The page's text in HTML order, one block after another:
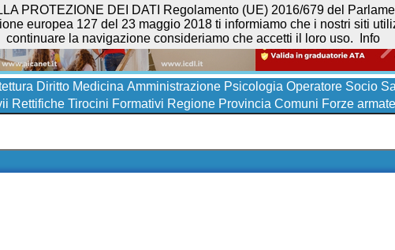
Diritto Medicina Amministrazione Psicologia Operatore Socio
Rettifiche Tirocini Formativi Regione Provincia Comuni Forze armate
PROTEZIONE DEI DATI Regolamento (UE) 2016/679 del
europea 127 del 23 maggio 2018 ti informiamo che i nostri siti
continuare la navigazione consideriamo che accetti il loro uso.
Info